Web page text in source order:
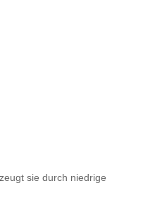
sie durch niedrige